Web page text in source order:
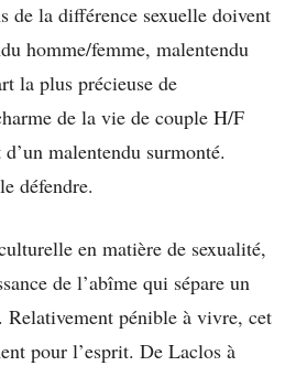
de la différence sexuelle doivent
homme/femme, malentendu
la plus précieuse de
de la vie de couple H/F
malentendu surmonté.
défendre.
en matière de sexualité,
de l’abîme qui sépare un
Relativement pénible à vivre, cet
pour l’esprit. De Laclos à